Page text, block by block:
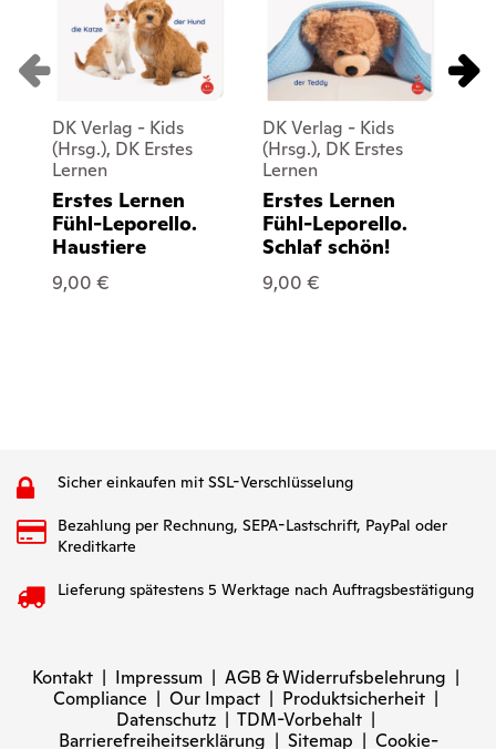
DK Verlag - Kids
(Hrsg.), DK Erstes
Lernen
Erstes Lernen
Fühl-Leporello.
Haustiere
9,00 €
DK Verlag - Kids
(Hrsg.), DK Erstes
Lernen
Erstes Lernen
Fühl-Leporello.
Schlaf schön!
9,00 €
Sicher einkaufen mit SSL-Verschlüsselung
Bezahlung per Rechnung, SEPA-Lastschrift, PayPal oder
Kreditkarte
Lieferung spätestens 5 Werktage nach Auftragsbestätigung
Kontakt | Impressum | AGB & Widerrufsbelehrung |
Compliance | Our Impact | Produktsicherheit |
Datenschutz | TDM-Vorbehalt |
Barrierefreiheitserklärung | Sitemap | Cookie-